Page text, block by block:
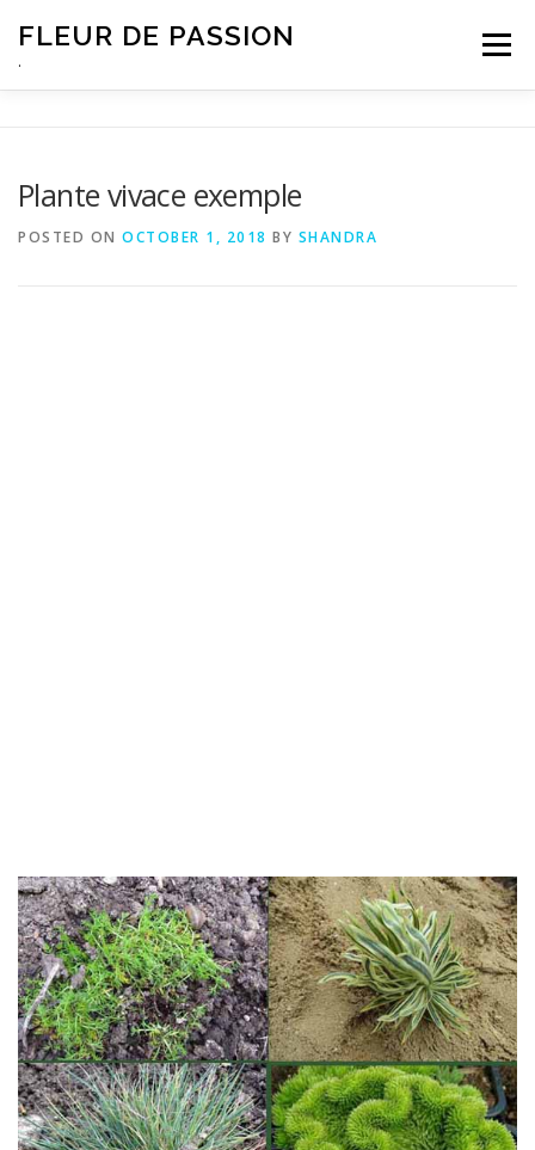
FLEUR DE PASSION
.
Menu
Plante vivace exemple
POSTED ON OCTOBER 1, 2018 BY SHANDRA